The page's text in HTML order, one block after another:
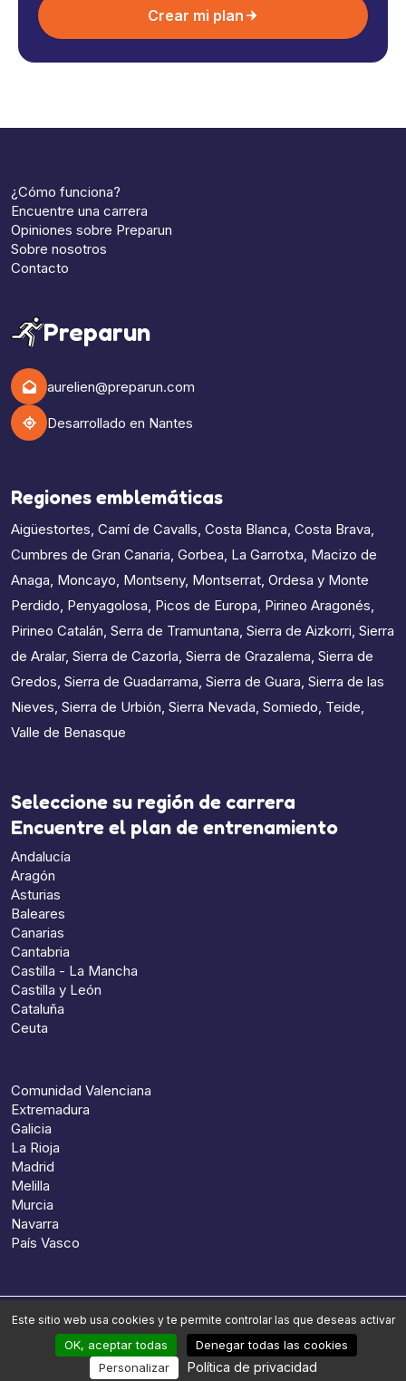
Crear mi plan
¿Cómo funciona?
Encuentre una carrera
Opiniones sobre Preparun
Sobre nosotros
Contacto
Preparun
aurelien@preparun.com
Desarrollado en Nantes
Regiones emblemáticas
Aigüestortes, Camí de Cavalls, Costa Blanca, Costa Brava,
Cumbres de Gran Canaria, Gorbea, La Garrotxa, Macizo de
Anaga, Moncayo, Montseny, Montserrat, Ordesa y Monte
Perdido, Penyagolosa, Picos de Europa, Pirineo Aragonés,
Pirineo Catalán, Serra de Tramuntana, Sierra de Aizkorri, Sierra
de Aralar, Sierra de Cazorla, Sierra de Grazalema, Sierra de
Gredos, Sierra de Guadarrama, Sierra de Guara, Sierra de las
Nieves, Sierra de Urbión, Sierra Nevada, Somiedo, Teide,
Valle de Benasque
Seleccione su región de carrera
Encuentre el plan de entrenamiento
Andalucía
Aragón
Asturias
Baleares
Canarias
Cantabria
Castilla - La Mancha
Castilla y León
Cataluña
Ceuta
Comunidad Valenciana
Extremadura
Galicia
La Rioja
Madrid
Melilla
Murcia
Navarra
País Vasco
© 2026, Preparun. Reservados todos los derechos
Aviso legalCondiciones generales de venta
Este sitio web usa cookies y te permite controlar las que deseas activar
OK, aceptar todas
Denegar todas las cookies
Personalizar
Política de privacidad